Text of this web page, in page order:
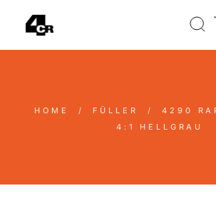
HOME FÜLLER 4290
4:1 HELLGRAU